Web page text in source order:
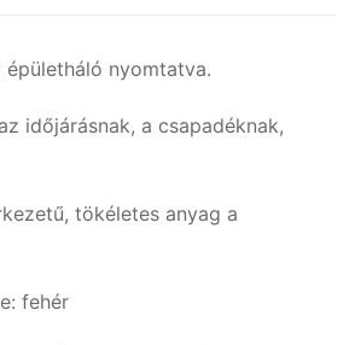
épületháló nyomtatva.
időjárásnak, a csapadéknak,
tökéletes anyag a
fehér